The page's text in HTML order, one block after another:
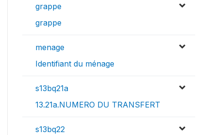
grappe
grappe
menage
Identifiant du ménage
s13bq21a
13.21a.NUMERO DU TRANSFERT
s13bq22